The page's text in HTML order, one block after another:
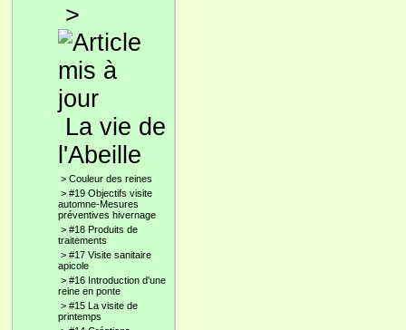
>
La vie de
l'Abeille
> Couleur des reines
> #19 Objectifs visite
automne-Mesures
préventives hivernage
> #18 Produits de
traitements
> #17 Visite sanitaire
apicole
> #16 Introduction d'une
reine en ponte
> #15 La visite de
printemps